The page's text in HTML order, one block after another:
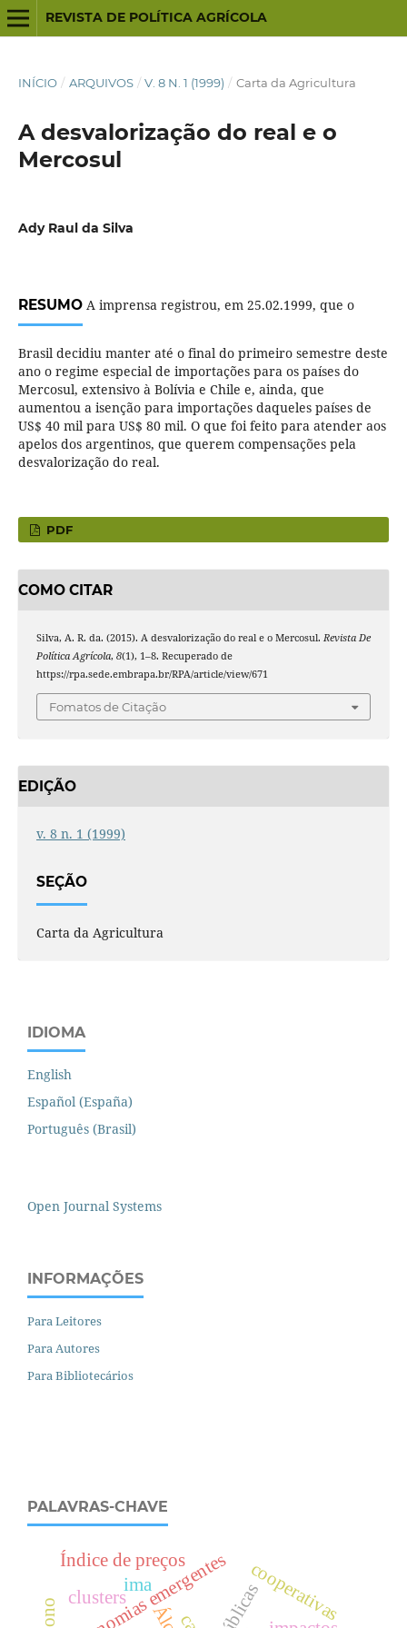
REVISTA DE POLÍTICA AGRÍCOLA
INÍCIO / ARQUIVOS / V. 8 N. 1 (1999) / Carta da Agricultura
A desvalorização do real e o
Mercosul
Ady Raul da Silva
RESUMOA imprensa registrou, em 25.02.1999, que o
Brasil decidiu manter até o final do primeiro semestre deste
ano o regime especial de importações para os países do
Mercosul, extensivo à Bolívia e Chile e, ainda, que
aumentou a isenção para importações daqueles países de
US$ 40 mil para US$ 80 mil. O que foi feito para atender aos
apelos dos argentinos, que querem compensações pela
desvalorização do real.
PDF
COMO CITAR
Silva, A. R. da. (2015). A desvalorização do real e o Mercosul. Revista De
Política Agrícola, 8(1), 1–8. Recuperado de
https://rpa.sede.embrapa.br/RPA/article/view/671
Fomatos de Citação
EDIÇÃO
v. 8 n. 1 (1999)
SEÇÃO
Carta da Agricultura
IDIOMA
English
Español (España)
Português (Brasil)
Open Journal Systems
INFORMAÇÕES
Para Leitores
Para Autores
Para Bibliotecários
PALAVRAS-CHAVE
economias emergentes
Índice de preços cooperativas
clusters
ima